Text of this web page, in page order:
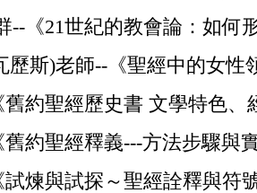
--《21世紀的教會論：如何
歷斯)老師--《聖經中的女性
約聖經歷史書 文學特色、
約聖經釋義---方法步驟與
煉與試探～聖經詮釋與符號